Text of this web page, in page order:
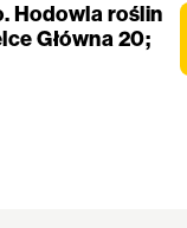
Hodowla roślin
Główna 20;